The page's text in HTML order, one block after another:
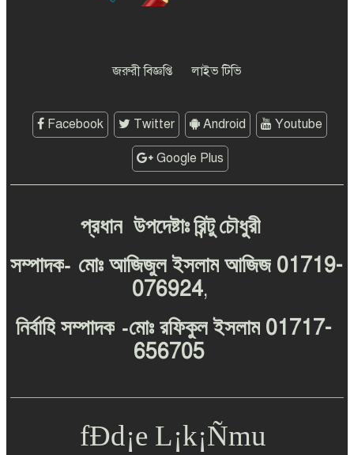
সুপার হিসেবে যোগদান
গাংনীতে চোর সন্দেহে এক কিশোরসহ
আটক-৬
গঙ্গাচড়ায় প্রতিপক্ষের আঘাতে, মৃত্যুর
হরিণাকুণ্ডুতে ধানক্ষেত থেকে যুবকের
লাশ উদ্ধার
রোগীর পেটে কাঁচি মেহেরপুর গাংনীর
ডা. রাজা জেল হাজতে
অভিযান, ঘুষ না পেয়ে মামলা,নাতিকে
না পেয়ে দাদাকে আটক করার
জরুরী বিজ্ঞপ্তি লাইভ টিভি
Facebook Twitter Android Youtube
Google Plus
প্রধান উপদেষ্টাঃরিন্টু চৌধুরী
সম্পাদক- মোঃ আজিজুল ইসলাম আজিজ 01719-
076924,
নির্বাহি সম্পাদক-মোঃ রফিকুল ইসলাম 01717-
656705
fÐd¡e L¡k¡Ñmu